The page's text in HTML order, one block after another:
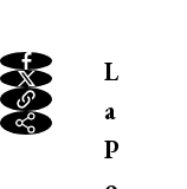
L
a
P